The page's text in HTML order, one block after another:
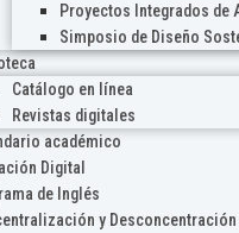
Proyectos Integrados de
Simposio de Diseño
Catálogo en línea
Revistas digitales
académico
Digital
de Inglés
y Desconcentración